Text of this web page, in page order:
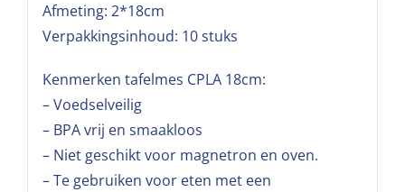
Afmeting: 2*18cm
Verpakkingsinhoud: 10 stuks
Kenmerken tafelmes CPLA 18cm:
– Voedselveilig
– BPA vrij en smaakloos
– Niet geschikt voor magnetron en oven.
– Te gebruiken voor eten met een